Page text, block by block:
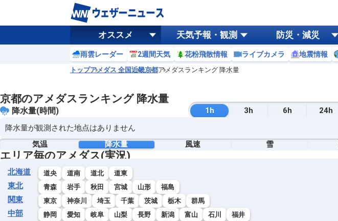
オススメ 天気予報・観測 防災・減災
雨雲レーダー 2週間天気 花粉飛散情報 ライブカメラ 地震情報
トップアメダス 全国近畿京都アメダスランキング 降水量
京都のアメダスランキング 降水量
降水量(時間) 1h 3h 6h 24h
降水量が観測された地点はありません
気温
降水量 風速 雪
エリア毎のアメダス(実況)
北海道 道央 道南 道北 道東
東北 青森 岩手 秋田 宮城 山形 福島
関東 東京 神奈川 埼玉 千葉 茨城 栃木 群馬
中部 静岡 愛知 岐阜 山梨 長野 新潟 富山 石川 福井